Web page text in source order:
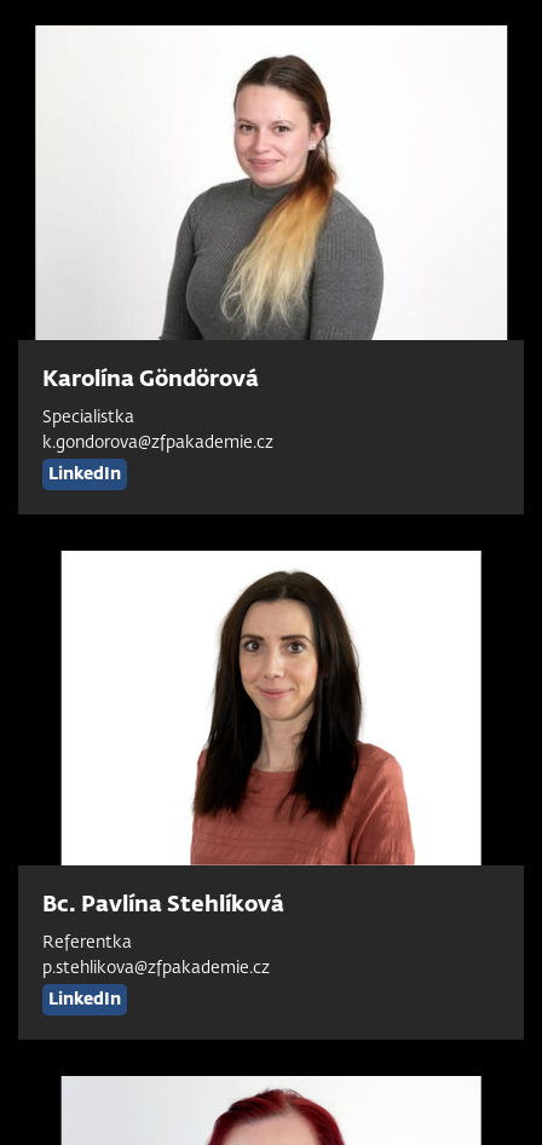
Karolína Göndörová
Specialistka
k.gondorova@zfpakademie.cz
LinkedIn
Bc. Pavlína Stehlíková
Referentka
p.stehlikova@zfpakademie.cz
LinkedIn